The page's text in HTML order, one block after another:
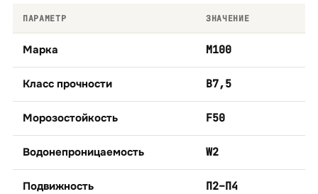
ПАРАМЕТР ЗНАЧЕНИЕ
Марка М100
Класс прочности B7,5
Морозостойкость F50
Водонепроницаемость W2
Подвижность П2–П4